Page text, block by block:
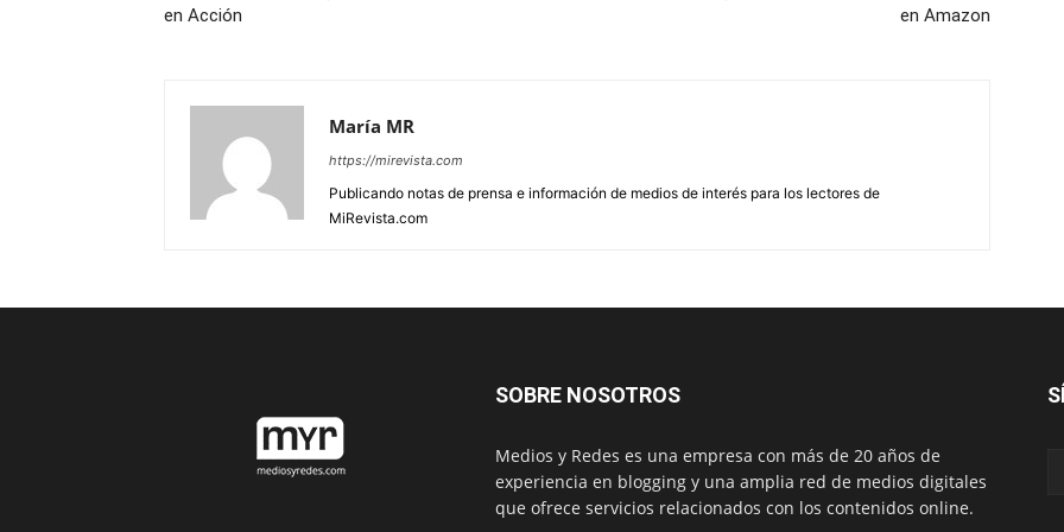
en Acción
en Amazon
María MR
https://mirevista.com
Publicando notas de prensa e información de medios de interés para los lectores de
MiRevista.com
SOBRE NOSOTROS
Medios y Redes es una empresa con más de 20 años de
experiencia en blogging y una amplia red de medios digitales
que ofrece servicios relacionados con los contenidos online.